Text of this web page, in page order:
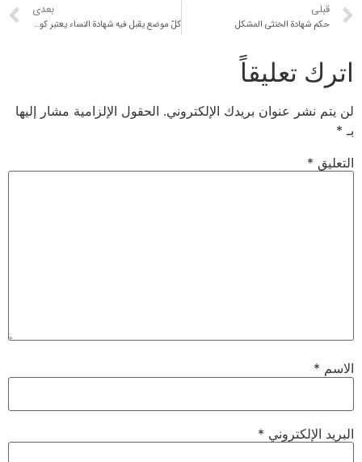
الخنثى المشكل كلّ موضع يقبل فيه شهادة النساء يعتبر كونهن أربعاً
عنوان بريدك الإلكتروني. الحقول الإلزامية مشار إليها
*